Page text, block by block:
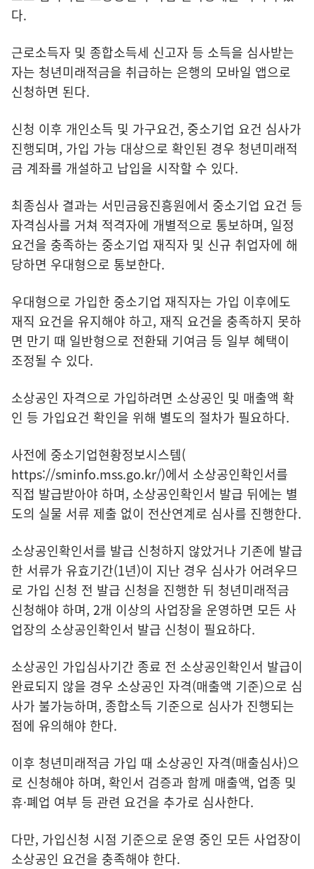
다.
근로소득자 및 종합소득세 신고자 등 소득을 심사받는
자는 청년미래적금을 취급하는 은행의 모바일 앱으로
신청하면 된다.
신청 이후 개인소득 및 가구요건, 중소기업 요건 심사가
진행되며, 가입 가능 대상으로 확인된 경우 청년미래적
금 계좌를 개설하고 납입을 시작할 수 있다.
최종심사 결과는 서민금융진흥원에서 중소기업 요건 등
자격심사를 거쳐 적격자에 개별적으로 통보하며, 일정
요건을 충족하는 중소기업 재직자 및 신규 취업자에 해
당하면 우대형으로 통보한다.
우대형으로 가입한 중소기업 재직자는 가입 이후에도
재직 요건을 유지해야 하고, 재직 요건을 충족하지 못하
면 만기 때 일반형으로 전환돼 기여금 등 일부 혜택이
조정될 수 있다.
소상공인 자격으로 가입하려면 소상공인 및 매출액 확
인 등 가입요건 확인을 위해 별도의 절차가 필요하다.
사전에 중소기업현황정보시스템(
https://sminfo.mss.go.kr/)에서 소상공인확인서를
직접 발급받아야 하며, 소상공인확인서 발급 뒤에는 별
도의 실물 서류 제출 없이 전산연계로 심사를 진행한다.
소상공인확인서를 발급 신청하지 않았거나 기존에 발급
한 서류가 유효기간(1년)이 지난 경우 심사가 어려우므
로 가입 신청 전 발급 신청을 진행한 뒤 청년미래적금
신청해야 하며, 2개 이상의 사업장을 운영하면 모든 사
업장의 소상공인확인서 발급 신청이 필요하다.
소상공인 가입심사기간 종료 전 소상공인확인서 발급이
완료되지 않을 경우 소상공인 자격(매출액 기준)으로 심
사가 불가능하며, 종합소득 기준으로 심사가 진행되는
점에 유의해야 한다.
이후 청년미래적금 가입 때 소상공인 자격(매출심사)으
로 신청해야 하며, 확인서 검증과 함께 매출액, 업종 및
휴·폐업 여부 등 관련 요건을 추가로 심사한다.
다만, 가입신청 시점 기준으로 운영 중인 모든 사업장이
소상공인 요건을 충족해야 한다.